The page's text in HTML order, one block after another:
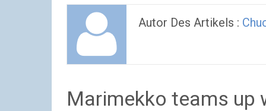
Autor Des Artikels :
Marimekko teams up